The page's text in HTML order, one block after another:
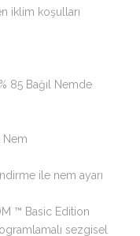
iklim koşulları
85 Bağıl Nemde
Nem
ile nem ayarı
™ Basic Edition
sezgisel